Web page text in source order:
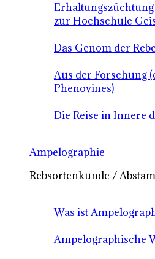
zur Hochschule
Das Genom der Rebe
Aus der Forschung
Phenovines)
Die Reise in Innere
Ampelographie
Rebsortenkunde /
Was ist
Ampelographische